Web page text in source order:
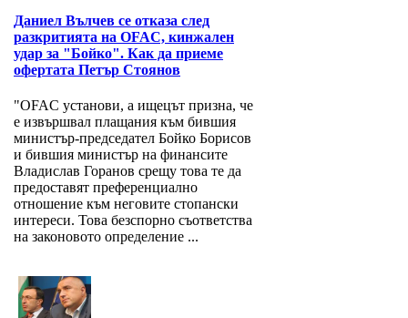
Даниел Вълчев се отказа след
разкритията на OFAC, кинжален
удар за "Бойко". Как да приеме
офертата Петър Стоянов
"OFAC установи, а ищецът призна, че
е извършвал плащания към бившия
министър-председател Бойко Борисов
и бившия министър на финансите
Владислав Горанов срещу това те да
предоставят преференциално
отношение към неговите стопански
интереси. Това безспорно съответства
на законовото определение ...